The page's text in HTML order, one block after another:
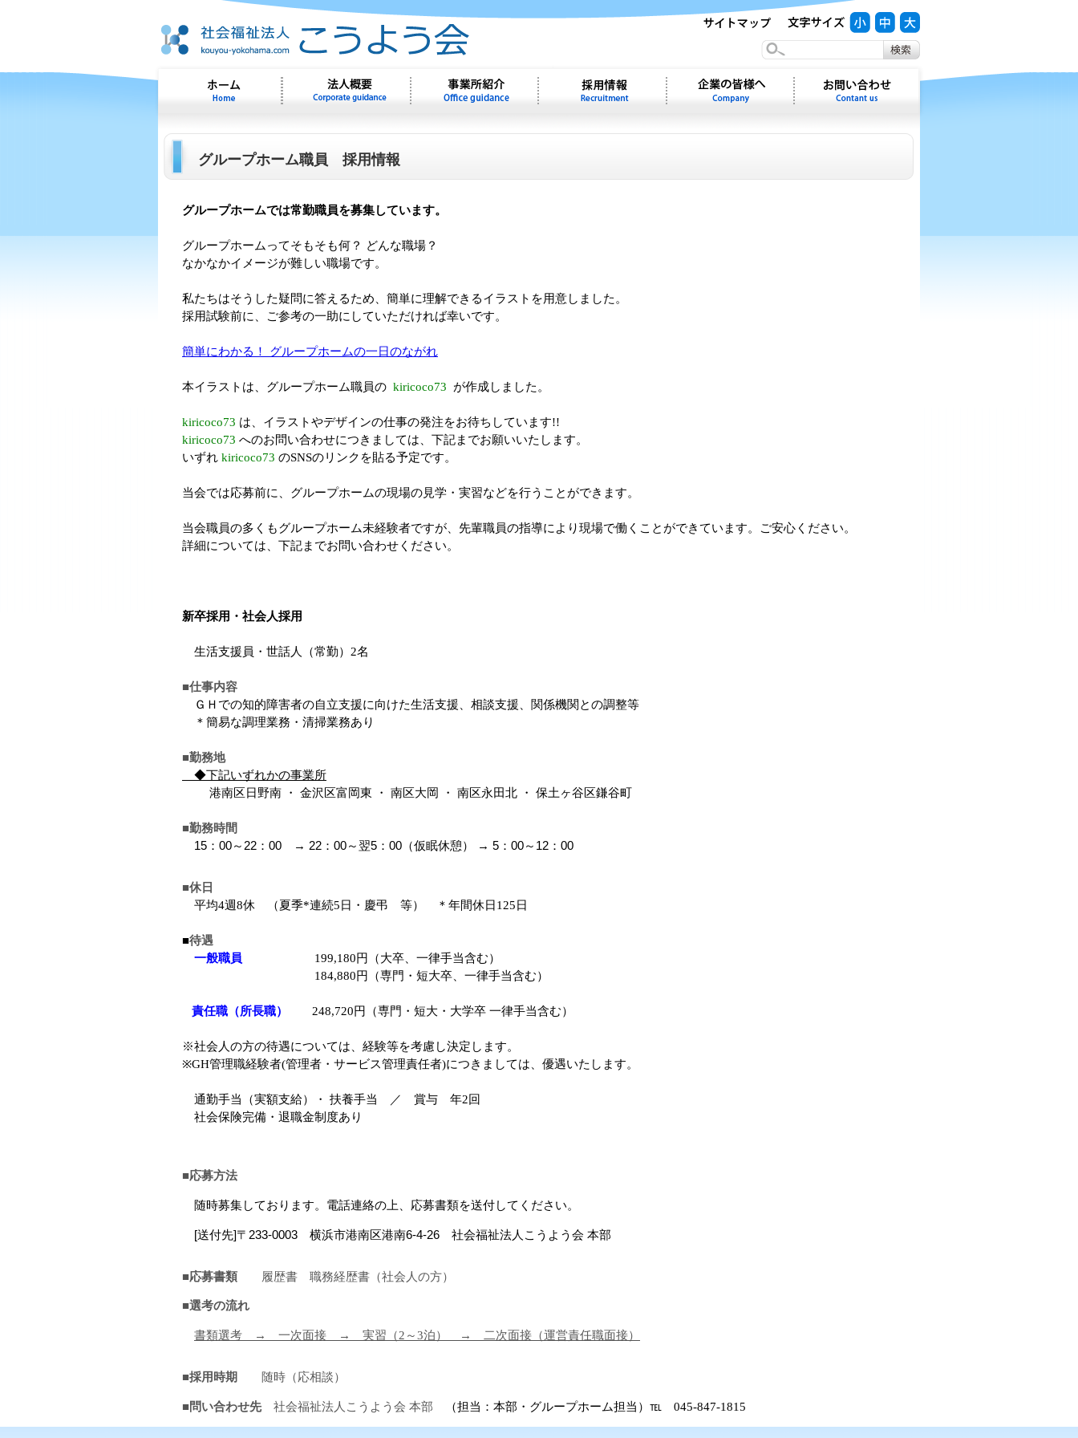
グループホーム職員 採用情報
グループホームでは常勤職員を募集しています。
グループホームってそもそも何？ どんな職場？
なかなかイメージが難しい職場です。
私たちはそうした疑問に答えるため、簡単に理解できるイラストを用意しました。
採用試験前に、ご参考の一助にしていただければ幸いです。
簡単にわかる！ グループホームの一日のながれ
本イラストは、グループホーム職員の kiricoco73 が作成しました。
kiricoco73 は、 イラストやデザインの仕事の発注をお待ちしています!!
kiricoco73 へのお問い合わせにつきましては、下記までお願いいたします。
いずれ kiricoco73 のSNSのリンクを貼る予定です。
当会では応募前に、グループホームの現場の見学・実習などを行うことができます。
当会職員の多くもグループホーム未経験者ですが、先輩職員の指導により現場で働くことができています。ご安心ください。
詳細については、下記までお問い合わせください。
新卒採用・社会人採用
生活支援員・世話人（常勤）2名
■仕事内容
ＧＨでの知的障害者の自立支援に向けた生活支援、相談支援、関係機関との調整等
＊簡易な調理業務・清掃業務あり
■勤務地
◆下記いずれかの事業所
港南区日野南 ・ 金沢区富岡東 ・ 南区大岡 ・ 南区永田北 ・ 保土ヶ谷区鎌谷町
■勤務時間
15 ： 00～ 22 ： 00 → 22 ： 00～翌5 ： 00 （仮眠休憩） → 5 ： 00～ 12 ： 00
■休日
平均4週8休 （夏季*連続5 日・慶弔 等） ＊年間休日 125 日
■待遇
一般職員
199,180円（大卒、一律手当含む）
184,880円（専門・短大卒、一律手当含む）
責任職（所長職） 248,720円（専門・短大・大学卒 一律手当含む）
※社会人の方の待遇については、経験等を考慮し決定します。
※GH管理職経験者(管理者・サービス管理責任者)につきましては、優遇いたします。
通勤手当（実額支給）・ 扶養手当 ／ 賞与 年2回
社会保険完備・退職金制度あり
■応募方法
随時募集しております。電話連絡の上、応募書類を送付してください。
[送付先]〒 233-0003 横浜市港南区港南6-4-26 社会福祉法人こうよう会 本部
■応募書類 履歴書 職務経歴書（社会人の方）
■選考の流れ
書類選考 → 一次面接 → 実習（2～3泊） → 二次面接（運営責任職面接）
■採用時期 随時（応相談）
■問い合わせ先 社会福祉法人こうよう会 本部 （担当：本部・グループホーム担当）℡ 045-847-1815